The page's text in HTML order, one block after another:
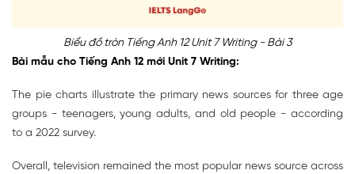
Biểu đồ tròn Tiếng Anh 12 Unit 7 Writing - Bài 3
Bài mẫu cho Tiếng Anh 12 mới Unit 7 Writing:
The pie charts illustrate the primary news sources for three age
groups - teenagers, young adults, and old people - according
to a 2022 survey.
Overall, television remained the most popular news source across